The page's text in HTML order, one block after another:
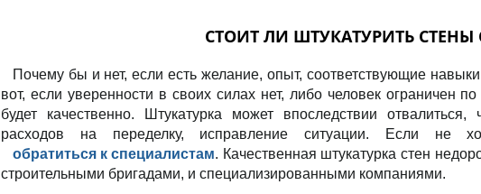
СТОИТ ЛИ ШТУКАТУРИТЬ
Почему бы и нет, если есть желание, опыт, соответствующие
вот, если уверенности в своих силах нет, либо человек ограничен
будет качественно. Штукатурка может впоследствии отвалиться,
расходов на переделку, исправление ситуации. Если не
обратиться к специалистам. Качественная штукатурка стен
строительными бригадами, и специализированными компаниями.